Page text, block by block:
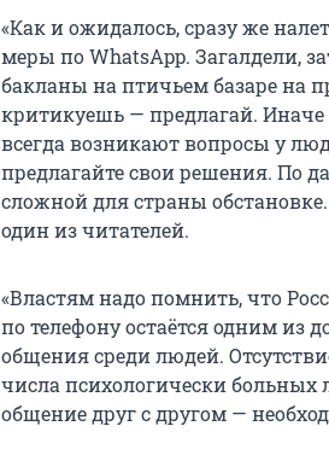
«Как и ожидалось, сразу же
меры по WhatsApp. Загалдели,
бакланы на птичьем базаре на
критикуешь — предлагай.
всегда возникают вопросы у
предлагайте свои решения. По
сложной для страны
один из читателей.
«Властям надо помнить, что
по телефону остаётся одним из
общения среди людей.
числа психологически больных
общение друг с другом —